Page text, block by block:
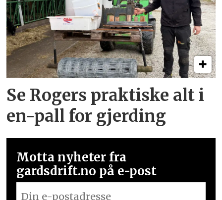
Se Rogers praktiske alt i
en-pall for gjerding
Motta nyheter fra
gardsdrift.no på e-post